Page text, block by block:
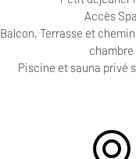
Accès Spa
Balcon, Terrasse et
chambre
Piscine et sauna privé